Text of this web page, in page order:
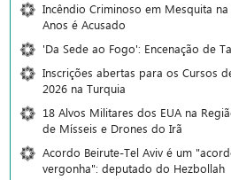
Incêndio Criminoso em Mesquita
Anos é Acusado
'Da Sede ao Fogo': Encenação de
Inscrições abertas para os Cursos
2026 na Turquia
18 Alvos Militares dos EUA na
de Mísseis e Drones do Irã
Acordo Beirute-Tel Aviv é um
vergonha": deputado do Hezbollah